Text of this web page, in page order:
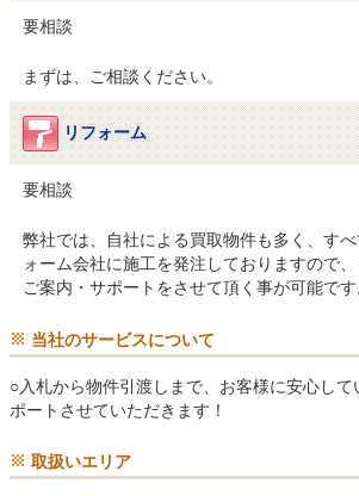
要相談
まずは、ご相談ください。
リフォーム
要相談
弊社では、自社による買取物件も多く、す
ォーム会社に施工を発注しておりますので
ご案内・サポートをさせて頂く事が可能です
当社のサービスについて
○入札から物件引渡しまで、お客様に安心し
ポートさせていただきます！
取扱いエリア